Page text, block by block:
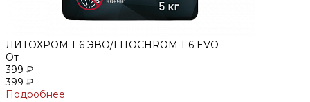
ЛИТОХРОМ 1-6 ЭВО/LITOCHROM 1-6 EVO
От
399 ₽
399 ₽
Подробнее